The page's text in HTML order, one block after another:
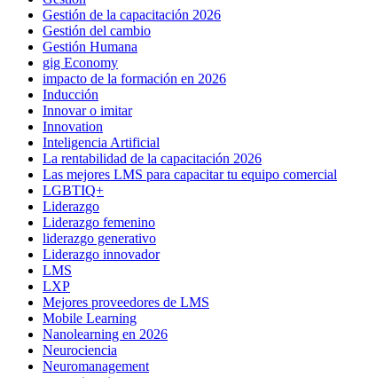
Gestión de la capacitación 2026
Gestión del cambio
Gestión Humana
gig Economy
impacto de la formación en 2026
Inducción
Innovar o imitar
Innovation
Inteligencia Artificial
La rentabilidad de la capacitación 2026
Las mejores LMS para capacitar tu equipo comercial
LGBTIQ+
Liderazgo
Liderazgo femenino
liderazgo generativo
Liderazgo innovador
LMS
LXP
Mejores proveedores de LMS
Mobile Learning
Nanolearning en 2026
Neurociencia
Neuromanagement